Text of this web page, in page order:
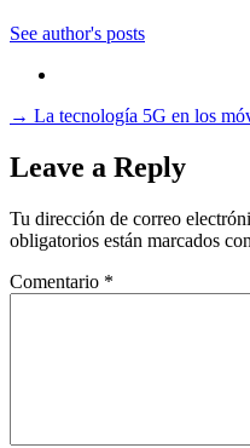
See author's posts
→ La tecnología 5G en los
Leave a Reply
Tu dirección de correo
obligatorios están marcados con
Comentario *